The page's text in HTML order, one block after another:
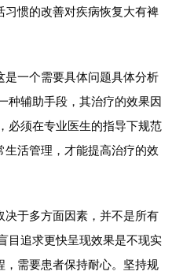
惯的改善对疾病恢复大有裨
一个需要具体问题具体分析
种辅助手段，其治疗的效果因
必须在专业医生的指导下规范
活管理，才能提高治疗的效
于多方面因素，并不是所有
目追求更快呈现效果是不现实
，需要患者保持耐心。坚持规